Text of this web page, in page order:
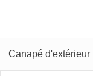
Canapé d'extérieur